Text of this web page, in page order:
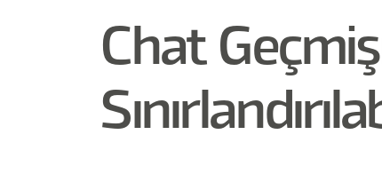
Chat